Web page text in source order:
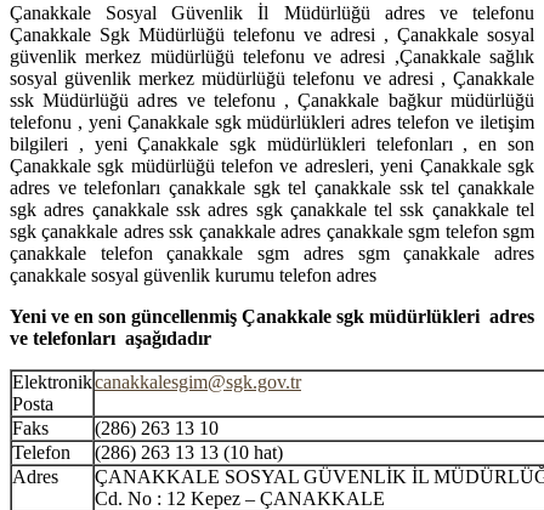
Çanakkale Sosyal Güvenlik İl Müdürlüğü adres ve telefonu
Çanakkale Sgk Müdürlüğü telefonu ve adresi , Çanakkale sosyal
güvenlik merkez müdürlüğü telefonu ve adresi ,Çanakkale sağlık
sosyal güvenlik merkez müdürlüğü telefonu ve adresi , Çanakkale
ssk Müdürlüğü adres ve telefonu , Çanakkale bağkur müdürlüğü
telefonu , yeni Çanakkale sgk müdürlükleri adres telefon ve iletişim
bilgileri , yeni Çanakkale sgk müdürlükleri telefonları , en son
Çanakkale sgk müdürlüğü telefon ve adresleri, yeni Çanakkale sgk
adres ve telefonları çanakkale sgk tel çanakkale ssk tel çanakkale
sgk adres çanakkale ssk adres sgk çanakkale tel ssk çanakkale tel
sgk çanakkale adres ssk çanakkale adres çanakkale sgm telefon sgm
çanakkale telefon çanakkale sgm adres sgm çanakkale adres
çanakkale sosyal güvenlik kurumu telefon adres
Yeni ve en son güncellenmiş Çanakkale sgk müdürlükleri adres
ve telefonları aşağıdadır
Elektronik
Posta
canakkalesgim@sgk.gov.tr
Faks
(286) 263 13 10
Telefon
(286) 263 13 13 (10 hat)
Adres
ÇANAKKALE SOSYAL GÜVENLİK İL
Cd. No : 12 Kepez – ÇANAKKALE